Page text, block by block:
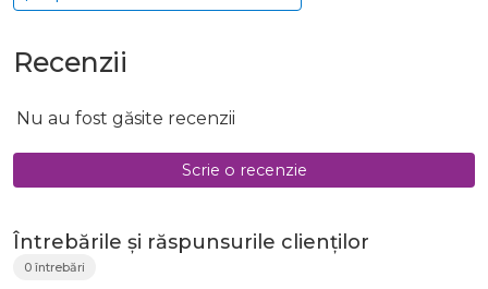
Recenzii
Nu au fost găsite recenzii
Scrie o recenzie
Întrebările și răspunsurile clienților
0 întrebări